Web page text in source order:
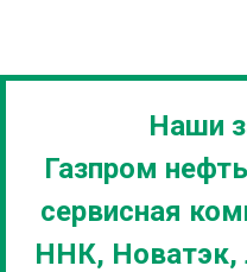
Наши
Газпром
сервисная
ННК, Новатэк,